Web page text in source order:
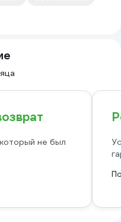
не был